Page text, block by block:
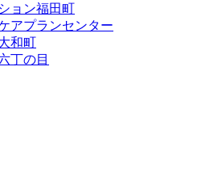
ョン福田町
アプランセンター
和町
丁の目